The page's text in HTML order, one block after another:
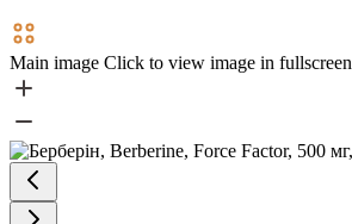
Main image Click to view image in fullscreen